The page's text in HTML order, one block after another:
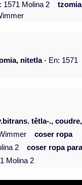
1571 Molina 2
tzomia
nitetla- En: 1571
têtla-., coudre,
coser ropa
2
coser ropa
Molina 2